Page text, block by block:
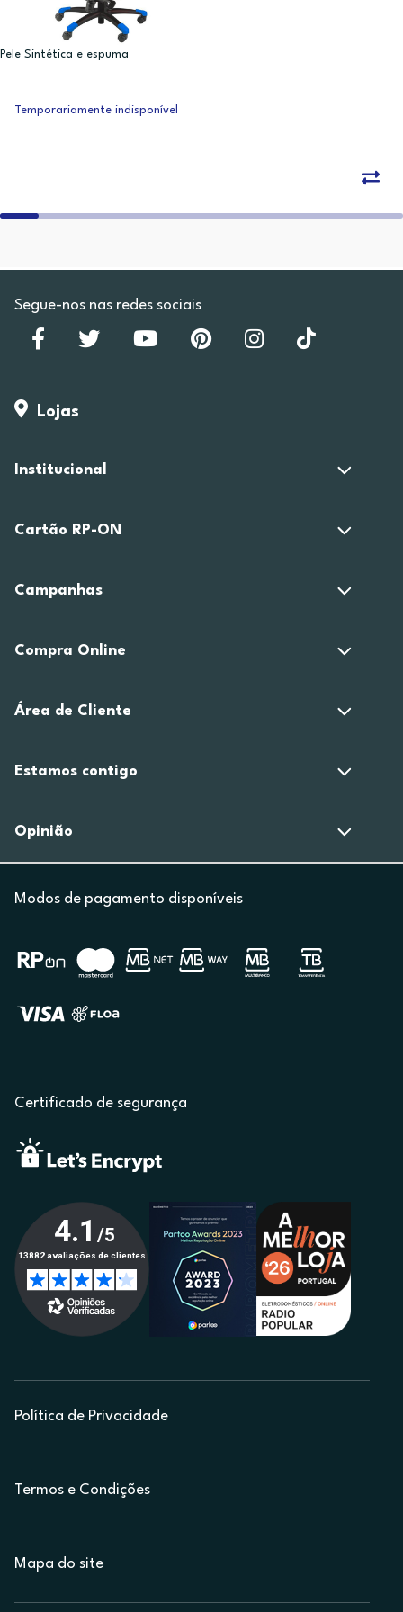
Pele Sintética e espuma
Temporariamente indisponível
Segue-nos nas redes sociais
Lojas
Institucional
Cartão RP-ON
Campanhas
Compra Online
Área de Cliente
Estamos contigo
Opinião
Modos de pagamento disponíveis
Certificado de segurança
Política de Privacidade
Termos e Condições
Mapa do site